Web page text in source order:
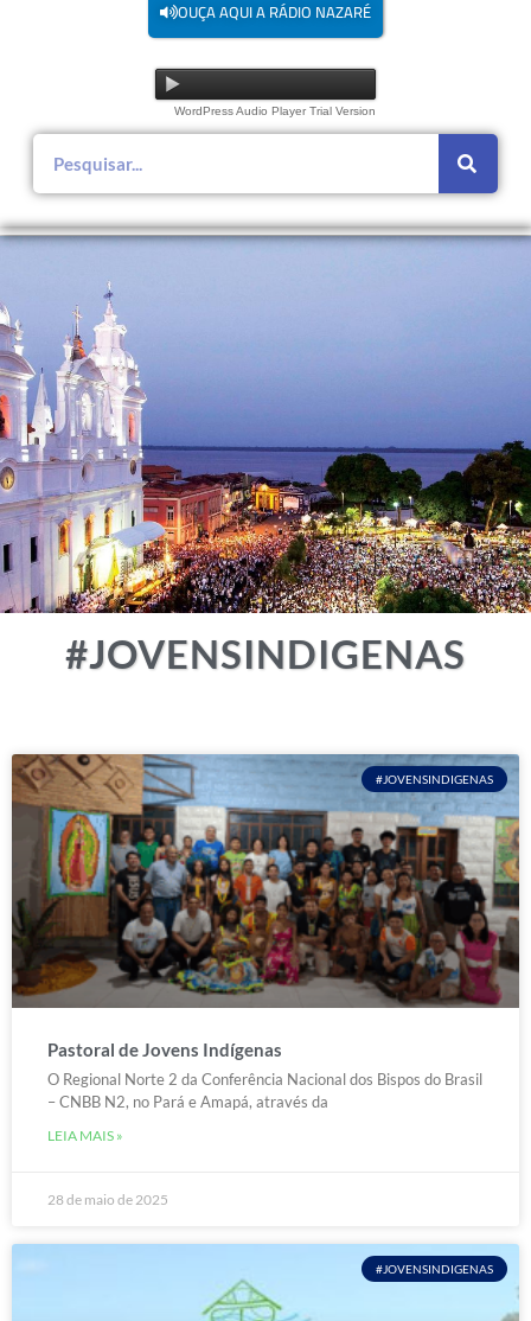
OUÇA AQUI A RÁDIO NAZARÉ
WordPress Audio Player Trial Version
#JOVENSINDIGENAS
#JOVENSINDIGENAS
Pastoral de Jovens Indígenas
O Regional Norte 2 da Conferência Nacional dos Bispos do Brasil
– CNBB N2, no Pará e Amapá, através da
LEIA MAIS »
28 de maio de 2025
#JOVENSINDIGENAS